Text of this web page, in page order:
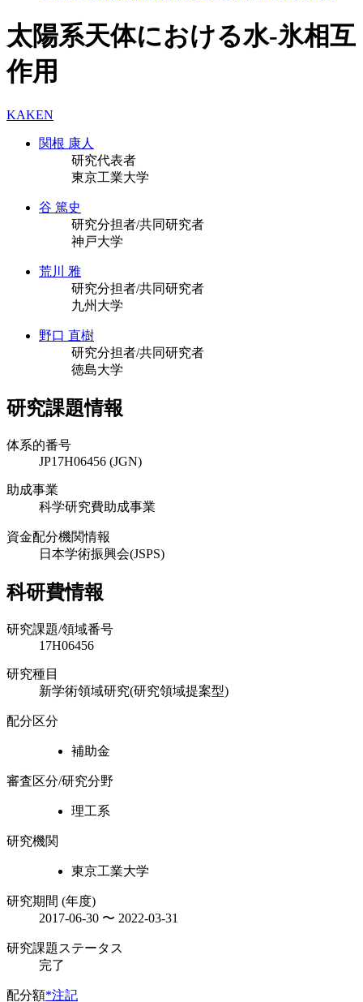
太陽系天体における水-氷相互
作用
KAKEN
関根 康人
研究代表者
東京工業大学
谷 篤史
研究分担者/共同研究者
神戸大学
荒川 雅
研究分担者/共同研究者
九州大学
野口 直樹
研究分担者/共同研究者
徳島大学
研究課題情報
体系的番号
JP17H06456 (JGN)
助成事業
科学研究費助成事業
資金配分機関情報
日本学術振興会(JSPS)
科研費情報
研究課題/領域番号
17H06456
研究種目
新学術領域研究(研究領域提案型)
配分区分
補助金
審査区分/研究分野
理工系
研究機関
東京工業大学
研究期間 (年度)
2017-06-30 〜 2022-03-31
研究課題ステータス
完了
配分額*注記